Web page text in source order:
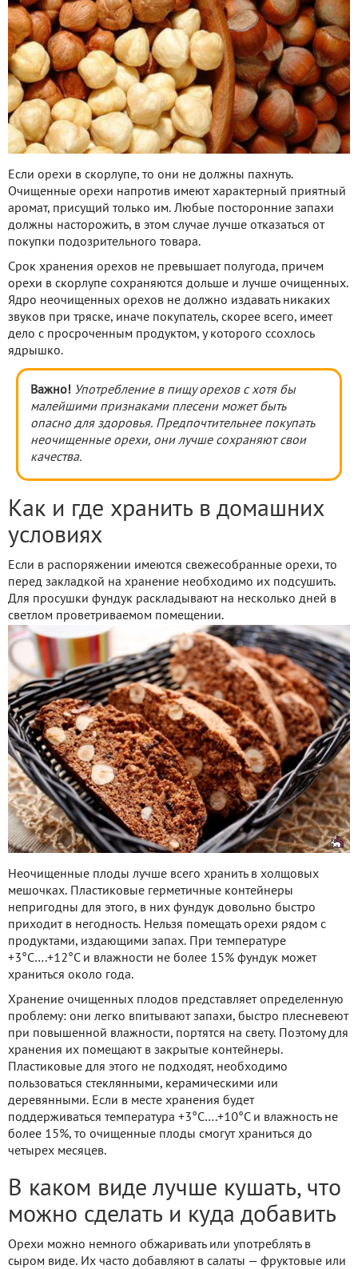
Если орехи в скорлупе, то они не должны пахнуть.
Очищенные орехи напротив имеют характерный приятный
аромат, присущий только им. Любые посторонние запахи
должны насторожить, в этом случае лучше отказаться от
покупки подозрительного товара.
Срок хранения орехов не превышает полугода, причем
орехи в скорлупе сохраняются дольше и лучше очищенных.
Ядро неочищенных орехов не должно издавать никаких
звуков при тряске, иначе покупатель, скорее всего, имеет
дело с просроченным продуктом, у которого ссохлось
ядрышко.
Важно! Употребление в пищу орехов с хотя бы
малейшими признаками плесени может быть
опасно для здоровья. Предпочтительнее покупать
неочищенные орехи, они лучше сохраняют свои
качества.
Как и где хранить в домашних
условиях
Если в распоряжении имеются свежесобранные орехи, то
перед закладкой на хранение необходимо их подсушить.
Для просушки фундук раскладывают на несколько дней в
светлом проветриваемом помещении.
Неочищенные плоды лучше всего хранить в холщовых
мешочках. Пластиковые герметичные контейнеры
непригодны для этого, в них фундук довольно быстро
приходит в негодность. Нельзя помещать орехи рядом с
продуктами, издающими запах. При температуре
+3°С….+12°С и влажности не более 15% фундук может
храниться около года.
Хранение очищенных плодов представляет определенную
проблему: они легко впитывают запахи, быстро плесневеют
при повышенной влажности, портятся на свету. Поэтому для
хранения их помещают в закрытые контейнеры.
Пластиковые для этого не подходят, необходимо
пользоваться стеклянными, керамическими или
деревянными. Если в месте хранения будет
поддерживаться температура +3°С….+10°С и влажность не
более 15%, то очищенные плоды смогут храниться до
четырех месяцев.
В каком виде лучше кушать, что
можно сделать и куда добавить
Орехи можно немного обжаривать или употреблять в
сыром виде. Их часто добавляют в салаты — фруктовые или